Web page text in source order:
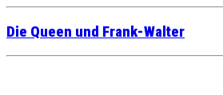
Die Queen und Frank-Walter